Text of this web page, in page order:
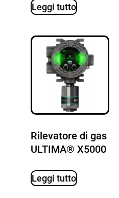
Leggi tutto
Rilevatore di gas
ULTIMA® X5000
Leggi tutto